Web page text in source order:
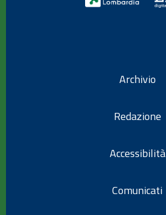
Archivio
Redazione
Accessibilità
Comunicati